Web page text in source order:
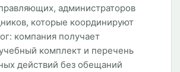
администраторов
которые координируют
компания получает
комплект и перечень
действий без обещаний